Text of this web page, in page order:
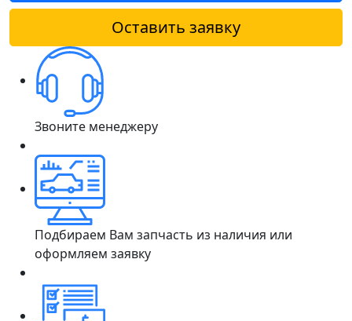
Оставить заявку
Звоните менеджеру
Подбираем Вам запчасть из наличия или
оформляем заявку